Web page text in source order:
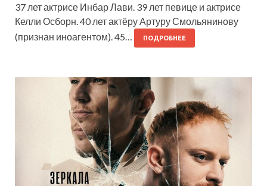
37 лет актрисе Инбар Лави. 39 лет певице и актрисе
Келли Осборн. 40 лет актёру Артуру Смольянинову
(признан иноагентом). 45…
ПОДРОБНЕЕ